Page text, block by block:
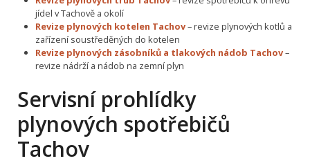
jídel v Tachově a okolí
Revize plynových kotelen Tachov– revize plynových kotlů a
zařízení soustředěných do kotelen
Revize plynových zásobníků a tlakových nádob Tachov–
revize nádrží a nádob na zemní plyn
Servisní prohlídky
plynových spotřebičů
Tachov